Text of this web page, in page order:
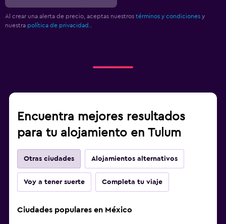
Al crear una alerta de precio, aceptas nuestros términos y condiciones y
nuestra política de privacidad.
Encuentra mejores resultados
para tu alojamiento en Tulum
Otras ciudades Alojamientos alternativos
Voy a tener suerte Completa tu viaje
Ciudades populares en México